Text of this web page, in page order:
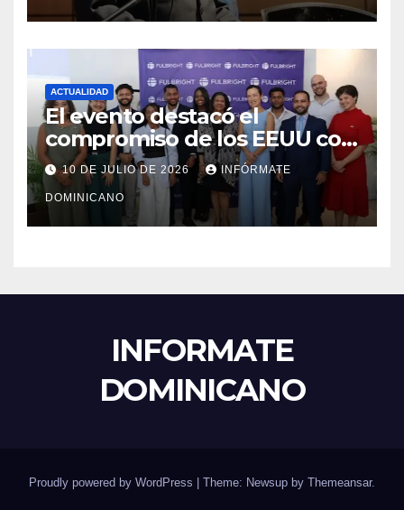
ACTUALIDAD
El evento destacó el
compromiso de los EEUU con
el liderazgo, la innovación y la
excelencia académica por
más de ocho décadas.
10 DE JULIO DE 2026 INFÓRMATE
DOMINICANO
INFORMATE
DOMINICANO
Proudly powered by WordPress | Theme: Newsup by Themeansar.